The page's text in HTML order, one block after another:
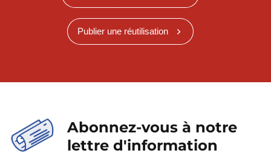
Publier une réutilisation
Abonnez-vous à notre
lettre d'information